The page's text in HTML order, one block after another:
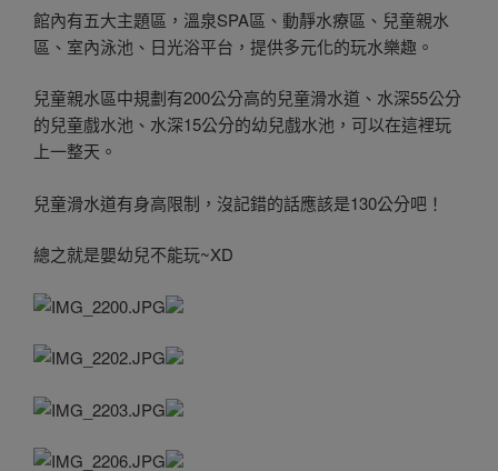
館內有五大主題區，溫泉SPA區、動靜水療區、兒童親水
區、室內泳池、日光浴平台，提供多元化的玩水樂趣。
兒童親水區中規劃有200公分高的兒童滑水道、水深55公分
的兒童戲水池、水深15公分的幼兒戲水池，可以在這裡玩
上一整天。
兒童滑水道有身高限制，沒記錯的話應該是130公分吧！
總之就是嬰幼兒不能玩~XD